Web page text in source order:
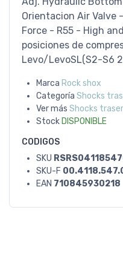
Orientacion Air Valve
Force - R55 - High
posiciones de
Levo/LevoSL(S2-S6
Marca Rock shox
Categoría Shocks
Ver más Shocks
Stock DISPONIBLE
CODIGOS
SKU
SKU-F
EAN 710845930218